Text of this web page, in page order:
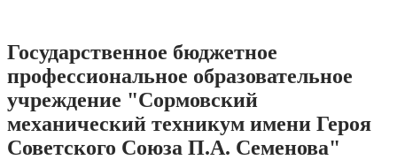
содержимому
Государственное бюджетное
профессиональное образовательное
учреждение "Сормовский
механический техникум имени Героя
Советского Союза П.А. Семенова"